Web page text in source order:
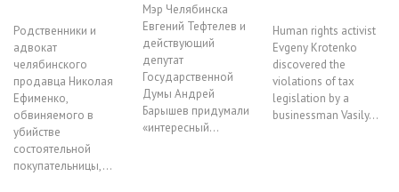
Родственники и
адвокат
челябинского
продавца Николая
Ефименко,
обвиняемого в
убийстве
состоятельной
покупательницы,…
Мэр Челябинска
Евгений Тефтелев и
действующий
депутат
Государственной
Думы Андрей
Барышев придумали
«интересный…
Human rights activist
Evgeny Krotenko
discovered the
violations of tax
legislation by a
businessman Vasily…